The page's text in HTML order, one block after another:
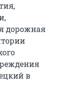
дорожная
в